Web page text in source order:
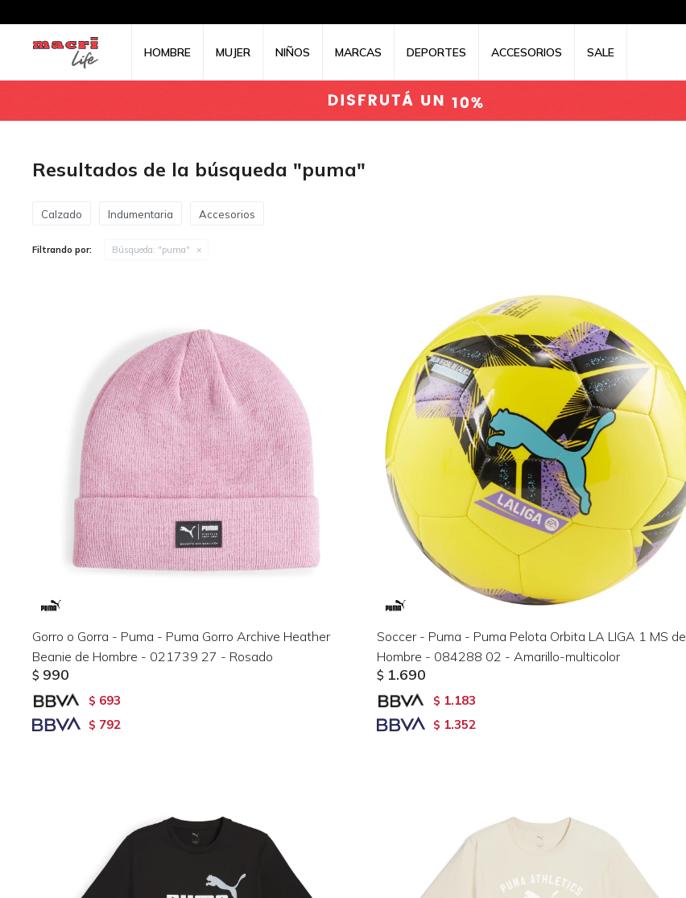
HOMBRE MUJER NIÑOS MARCAS DEPORTES ACCESORIOS SALE
Resultados de la búsqueda "puma"
Calzado Indumentaria Accesorios
Filtrando por: Búsqueda: "puma"
Gorro o Gorra - Puma - Puma Gorro Archive Heather
Beanie de Hombre - 021739 27 - Rosado
$ 990
$ 693
$ 792
Soccer - Puma - Puma Pelota Orbita LA LIGA 1 MS de
Hombre - 084288 02 - Amarillo-multicolor
$ 1.690
$ 1.183
$ 1.352